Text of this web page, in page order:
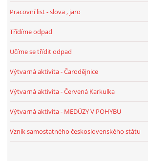
VĚDOMÁ VÝCHOVA
SADA EMOČNÍCH HER PRO DĚTI 3 - 4 ROKY
MERCH
MOJE TVORBA POHÁDEK PRO DĚTI
Pracovní list - slova , jaro
Třídíme odpad
Učíme se třídit odpad
Výtvarná aktivita - Čarodějnice
Výtvarná aktivita - Červená Karkulka
Výtvarná aktivita - MEDÚZY V POHYBU
Vznik samostatného československého státu